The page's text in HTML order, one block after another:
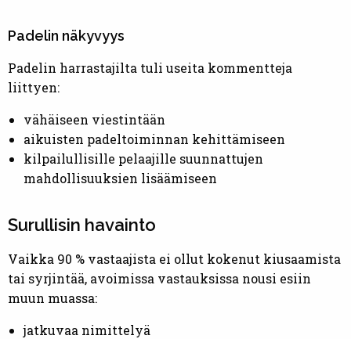
Padelin näkyvyys
Padelin harrastajilta tuli useita kommentteja
liittyen:
vähäiseen viestintään
aikuisten padeltoiminnan kehittämiseen
kilpailullisille pelaajille suunnattujen
mahdollisuuksien lisäämiseen
Surullisin havainto
Vaikka 90 % vastaajista ei ollut kokenut kiusaamista
tai syrjintää, avoimissa vastauksissa nousi esiin
muun muassa:
jatkuvaa nimittelyä